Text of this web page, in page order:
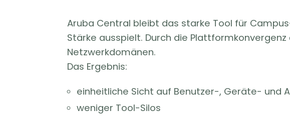
Aruba Central bleibt das starke Tool für
Stärke ausspielt. Durch die
Netzwerkdomänen.
Das Ergebnis:
einheitliche Sicht auf Benutzer-, Geräte- und
weniger Tool-Silos